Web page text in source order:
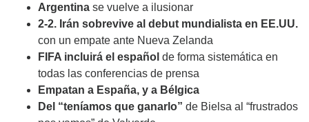
Argentina se vuelve a ilusionar
2-2. Irán sobrevive al debut mundialista en EE.UU.
con un empate ante Nueva Zelanda
FIFA incluirá el español de forma sistemática en
todas las conferencias de prensa
Empatan a España, y a Bélgica
Del “teníamos que ganarlo” de Bielsa al “frustrados